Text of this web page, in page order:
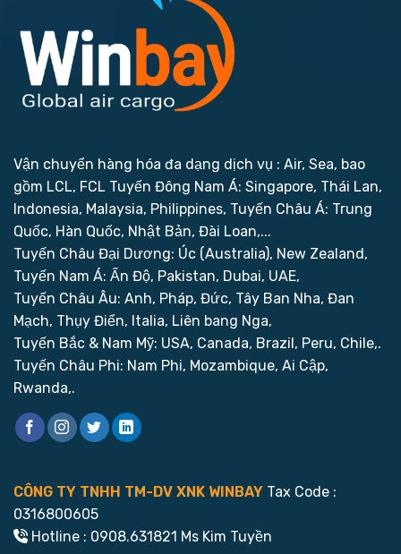
Vận chuyển hàng hóa đa dạng dịch vụ : Air, Sea, bao
gồm LCL, FCL Tuyến Đông Nam Á: Singapore, Thái Lan,
Indonesia, Malaysia, Philippines, Tuyến Châu Á: Trung
Quốc, Hàn Quốc, Nhật Bản, Đài Loan,...
Tuyến Châu Đại Dương: Úc (Australia), New Zealand,
Tuyến Nam Á: Ấn Độ, Pakistan, Dubai, UAE,
Tuyến Châu Âu: Anh, Pháp, Đức, Tây Ban Nha, Đan
Mạch, Thụy Điển, Italia, Liên bang Nga,
Tuyến Bắc & Nam Mỹ: USA, Canada, Brazil, Peru, Chile,.
Tuyến Châu Phi: Nam Phi, Mozambique, Ai Cập,
Rwanda,.
CÔNG TY TNHH TM-DV XNK WINBAY Tax Code :
0316800605
Hotline : 0908.631821 Ms Kim Tuyền